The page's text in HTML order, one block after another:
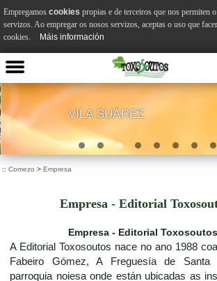
VILA SUÁREZ
:: Comezo > Empresa
Empresa - Editorial
Empresa - Editorial
A Editorial Toxosoutos nace no ano 1988
Fabeiro Gómez, A Freguesía de Santa
parroquia noiesa onde están ubicadas as
Empregamos cookies propias e de terceiros que nos permiten
servizos. Ao empregar os nosos servizos, aceptas o uso que
cookies.
Máis información